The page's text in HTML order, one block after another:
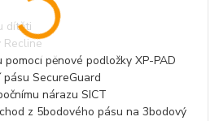
dítěti
Recline
pěnové podložky XP-PAD
SecureGuard
nárazu SICT
z 5bodového pásu na 3bodový